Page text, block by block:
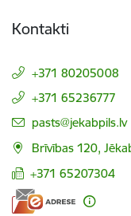
Kontakti
+371 80205008
+371 65236777
E-pasts:
pasts@jekabpils.lv
Brīvības 120,
+371 65207304